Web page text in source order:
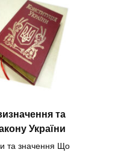
та
України
та значення Що